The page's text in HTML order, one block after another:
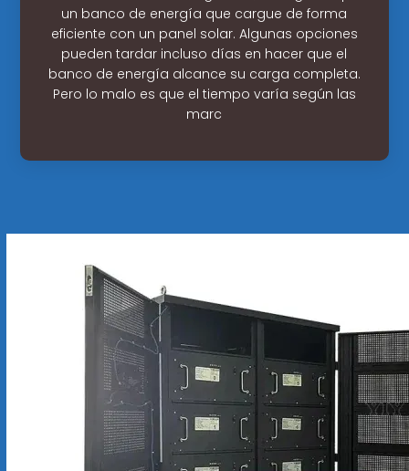
un banco de energía que cargue de forma
eficiente con un panel solar. Algunas opciones
pueden tardar incluso días en hacer que el
banco de energía alcance su carga completa.
Pero lo malo es que el tiempo varía según las
marc